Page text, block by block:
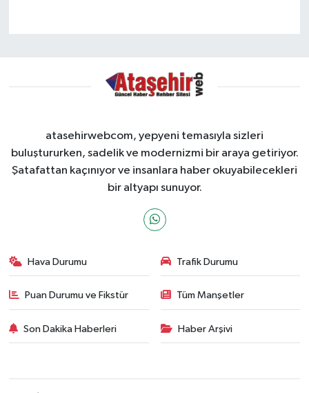
atasehirwebcom, yepyeni temasıyla sizleri
buluştururken, sadelik ve modernizmi bir araya getiriyor.
Şatafattan kaçınıyor ve insanlara haber okuyabilecekleri
bir altyapı sunuyor.
Hava Durumu Trafik Durumu
Puan Durumu ve Fikstür Tüm Manşetler
Son Dakika Haberleri Haber Arşivi